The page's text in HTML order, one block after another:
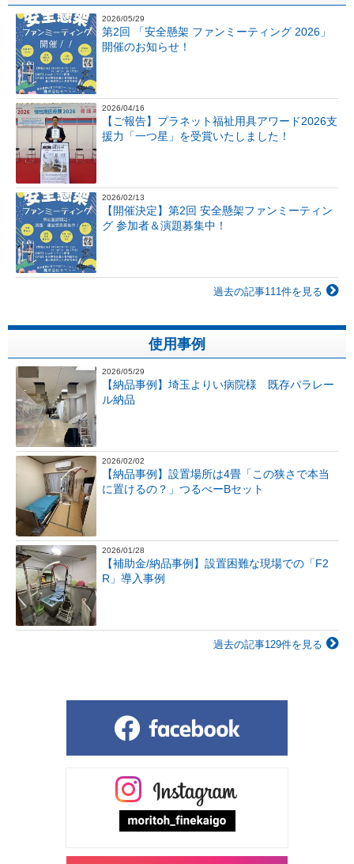
2026/05/29
第2回 「安全懸架 ファンミーティング 2026」
開催のお知らせ！
2026/04/16
【ご報告】プラネット福祉用具アワード2026支
援力「一つ星」を受賞いたしました！
2026/02/13
【開催決定】第2回 安全懸架ファンミーティン
グ 参加者＆演題募集中！
過去の記事111件を見る
使用事例
2026/05/29
【納品事例】埼玉よりい病院様 既存パラレー
ル納品
2026/02/02
【納品事例】設置場所は4畳「この狭さで本当
に置けるの？」つるべーBセット
2026/01/28
【補助金/納品事例】設置困難な現場での「F2
R」導入事例
過去の記事129件を見る